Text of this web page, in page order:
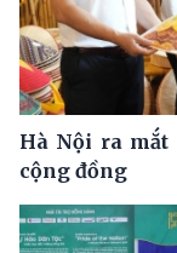
Hà Nội ra
cộng đồng